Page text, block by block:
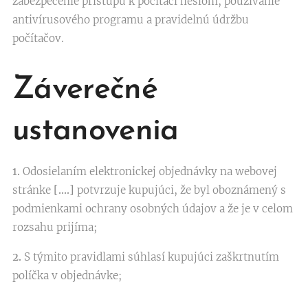
antivírusového programu a pravidelnú údržbu
počítačov.
Záverečné
ustanovenia
1. Odosielaním elektronickej objednávky na webovej
stránke [….] potvrzuje kupujúci, že byl oboznámený s
podmienkami ochrany osobných údajov a že je v celom
rozsahu prijíma;
2. S týmito pravidlami súhlasí kupujúci zaškrtnutím
políčka v objednávke;